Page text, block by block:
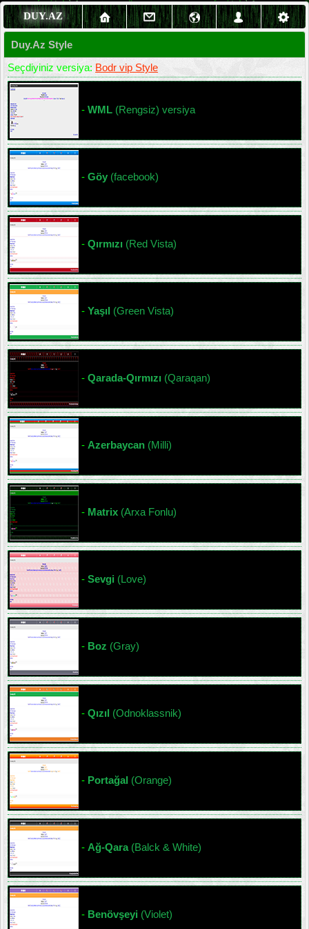
DUY.AZ
Duy.Az Style
Seçdiyiniz versiya: Bodr vip Style
- WML (Rengsiz) versiya
- Göy (facebook)
- Qırmızı (Red Vista)
- Yaşıl (Green Vista)
- Qarada-Qırmızı (Qaraqan)
- Azerbaycan (Milli)
- Matrix (Arxa Fonlu)
- Sevgi (Love)
- Boz (Gray)
- Qızıl (Odnoklassnik)
- Portağal (Orange)
- Ağ-Qara(Balck & White)
- Benövşeyi (Violet)